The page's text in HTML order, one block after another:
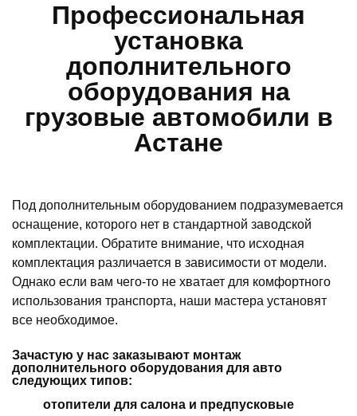
Профессиональная
установка
дополнительного
оборудования на
грузовые автомобили в
Астане
Под дополнительным оборудованием подразумевается
оснащение, которого нет в стандартной заводской
комплектации. Обратите внимание, что исходная
комплектация различается в зависимости от модели.
Однако если вам чего-то не хватает для комфортного
использования транспорта, наши мастера установят
все необходимое.
Зачастую у нас заказывают монтаж
дополнительного оборудования для авто
следующих типов:
отопители для салона и предпусковые